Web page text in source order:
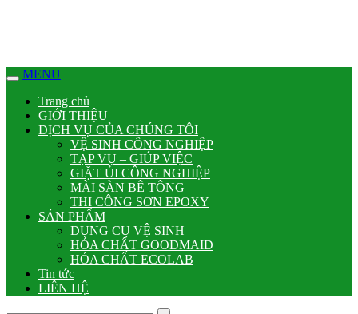
MENU
Trang chủ
GIỚI THIỆU
DỊCH VỤ CỦA CHÚNG TÔI
VỆ SINH CÔNG NGHIỆP
TẠP VỤ – GIÚP VIỆC
GIẶT ỦI CÔNG NGHIỆP
MÀI SÀN BÊ TÔNG
THI CÔNG SƠN EPOXY
SẢN PHẨM
DỤNG CỤ VỆ SINH
HÓA CHẤT GOODMAID
HÓA CHẤT ECOLAB
Tin tức
LIÊN HỆ